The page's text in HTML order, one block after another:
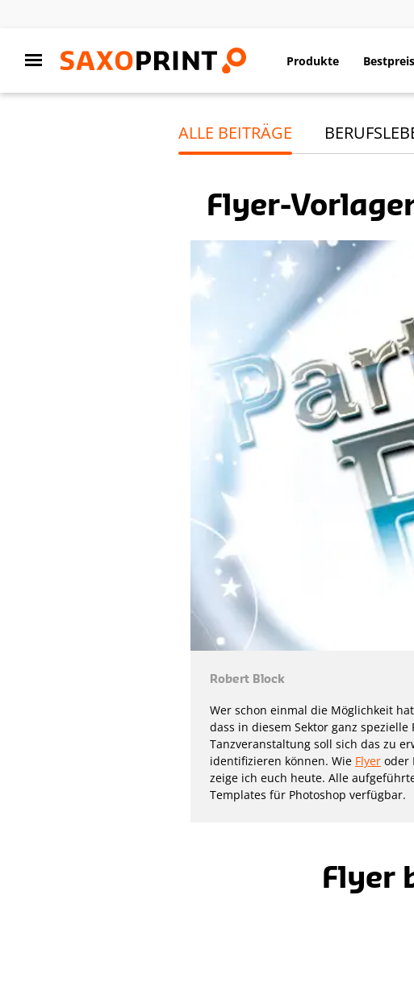
Produkte
ALLE BEITRÄGE
Flyer-
Robert Block
Wer schon einmal die Möglichkeit
dass in diesem Sektor ganz
Tanzveranstaltung soll sich das zu
identifizieren können. Wie Flyer oder
zeige ich euch heute. Alle
Templates für Photoshop verfügbar.
Flyer